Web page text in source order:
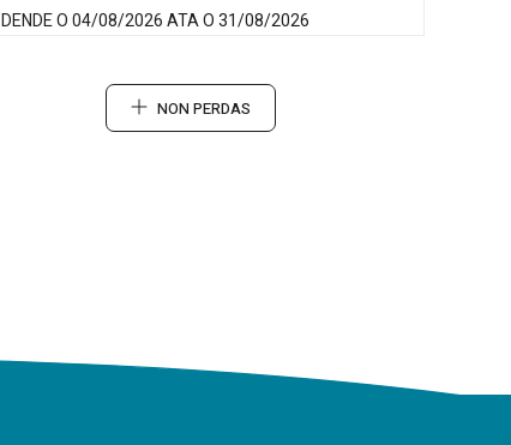
DENDE O 04/08/2026 ATA O 31/08/2026
NON PERDAS